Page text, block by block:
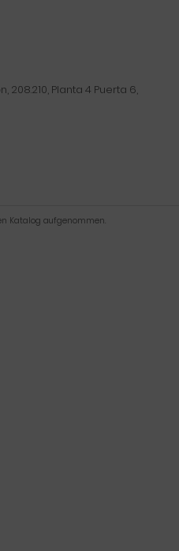
208.210, Planta 4 Puerta 6,
Katalog aufgenommen.